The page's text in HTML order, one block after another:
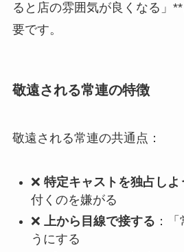
ると店の雰囲気が良くなる」
要です。
敬遠される常連の特徴
敬遠される常連の共通点：
❌ 特定キャストを独占しよ
付くのを嫌がる
❌
上から目線で接する ：
うにする